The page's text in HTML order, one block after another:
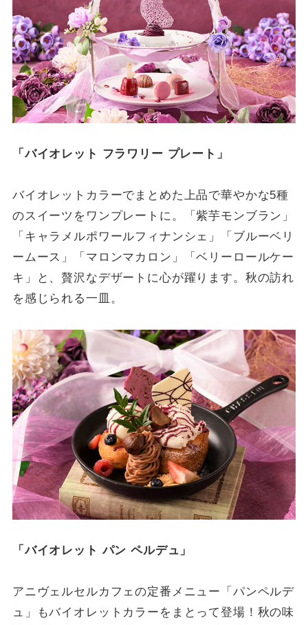
「バイオレット フラワリー プレート」
バイオレットカラーでまとめた上品で華やかな5種
のスイーツをワンプレートに。「紫芋モンブラン」
「キャラメルポワールフィナンシェ」「ブルーベリ
ームース」「マロンマカロン」「ベリーロールケー
キ」と、贅沢なデザートに心が躍ります。秋の訪れ
を感じられる一皿。
「バイオレット パン ペルデュ」
アニヴェルセルカフェの定番メニュー「パンペルデ
ュ」もバイオレットカラーをまとって登場！秋の味